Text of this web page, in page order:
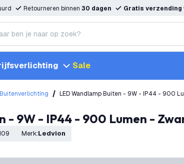
Retourneren binnen 30 dagen Gratis verzending
Sale
LED Wandlamp Buiten - 9W - IP44 - 900
- 9W - IP44 - 900 Lumen -
Merk: Ledvion